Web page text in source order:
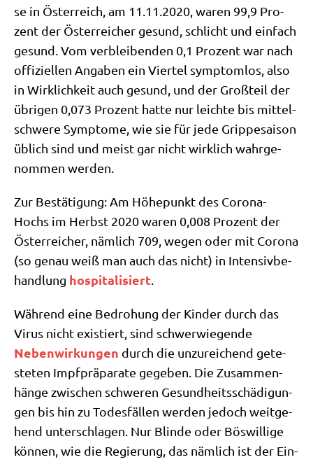
se in Öster­reich, am 11.11.2020, waren 99,9 Pro­
zent der Öster­rei­cher gesund, schlicht und ein­fach
gesund. Vom ver­blei­ben­den 0,1 Pro­zent war nach
offi­zi­el­len Anga­ben ein Vier­tel sym­ptom­los, also
in Wirk­lich­keit auch gesund, und der Groß­teil der
übri­gen 0,073 Pro­zent hat­te nur leich­te bis mit­tel­
schwe­re Sym­pto­me, wie sie für jede Grip­pe­sai­son
üblich sind und meist gar nicht wirk­lich wahr­ge­
nom­men werden.
Zur Bestä­ti­gung: Am Höhe­punkt des Coro­na-
Hochs im Herbst 2020 waren 0,008 Pro­zent der
Öster­rei­cher, näm­lich 709, wegen oder mit Coro­na
(so genau weiß man auch das nicht) in Inten­siv­be­
hand­lung hos­pi­ta­li­siert.
Wäh­rend eine Bedro­hung der Kin­der durch das
Virus nicht exi­stiert, sind schwer­wie­gen­de
Neben­wir­kun­gen durch die unzu­rei­chend gete­
ste­ten Impf­prä­pa­ra­te gege­ben. Die Zusam­men­
hän­ge zwi­schen schwe­ren Gesund­heits­schä­di­gun­
gen bis hin zu Todes­fäl­len wer­den jedoch weit­ge­
hend unter­schla­gen. Nur Blin­de oder Bös­wil­li­ge
kön­nen, wie die Regie­rung, das näm­lich ist der Ein­